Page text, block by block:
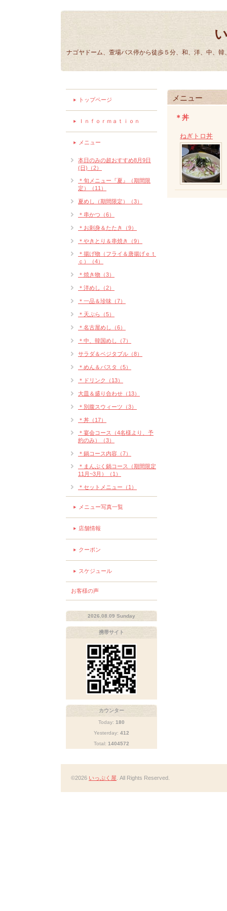
ナゴヤドーム、萱場バス停から徒歩５分、和、洋、中、
メニュー
＊丼
ねぎトロ丼
トップページ
Ｉｎｆｏｒｍａｔｉｏｎ
メニュー
本日のみの超おすすめ8月9日
(日)（2）
＊旬メニュー『夏』（期間限
定）（11）
夏めし（期間限定）（3）
＊串かつ（6）
＊お刺身＆たたき（9）
＊やきとり＆串焼き（9）
＊揚げ物（フライ＆唐揚げｅｔ
ｃ）（4）
＊焼き物（3）
＊洋めし（2）
＊一品＆珍味（7）
＊天ぷら（5）
＊名古屋めし（6）
＊中、韓国めし（7）
サラダ＆ベジタブル（8）
＊めん＆パスタ（5）
＊ドリンク（13）
大皿＆盛り合わせ（13）
＊別腹スウィーツ（3）
＊丼（17）
＊宴会コース（4名様より、予
約のみ）（3）
＊鍋コース内容（7）
＊まんぷく鍋コース（期間限定
11月~3月）（1）
＊セットメニュー（1）
メニュー写真一覧
店舗情報
クーポン
スケジュール
お客様の声
2026.08.09 Sunday
携帯サイト
カウンター
Today: 180
Yesterday: 412
Total: 1404572
©2026 いっぷく屋 . All Rights Reserved.